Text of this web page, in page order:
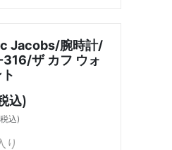
Jacobs/腕時計/
ザ カフ ウォ
込)
込)
り